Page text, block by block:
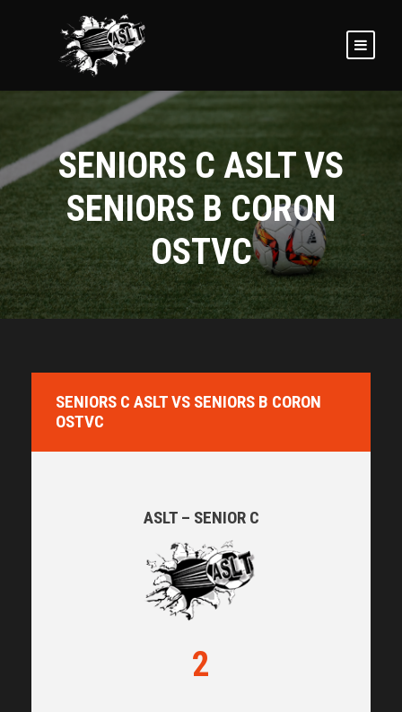
SENIORS C ASLT VS
SENIORS B CORON
OSTVC
SENIORS C ASLT VS SENIORS B CORON
OSTVC
ASLT – SENIOR C
2